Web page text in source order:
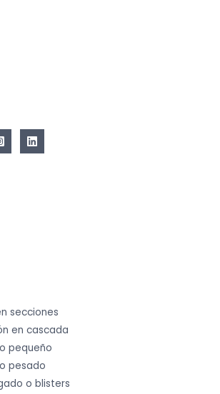
secciones
en cascada
pequeño
pesado
o blisters